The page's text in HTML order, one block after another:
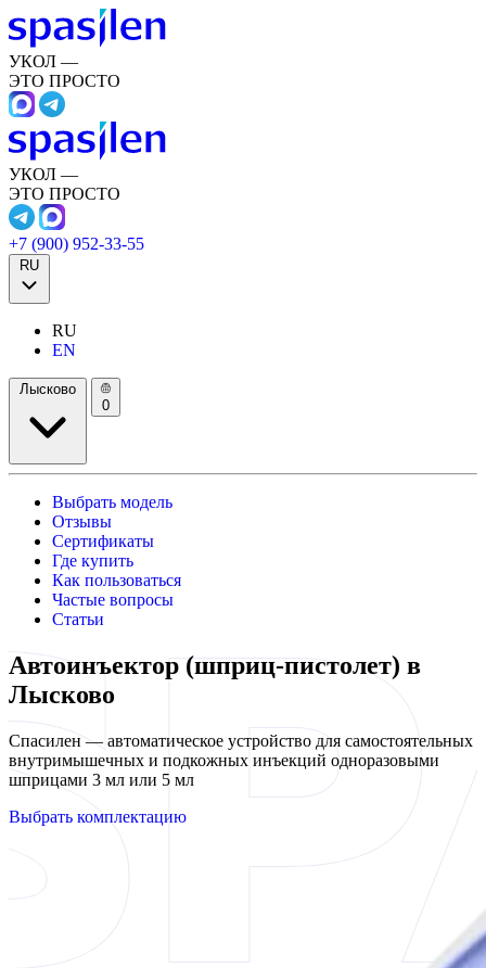
УКОЛ —
ЭТО ПРОСТО
УКОЛ —
ЭТО ПРОСТО
+7 (900) 952-33-55
RU
RU
EN
Лысково
0
Выбрать модель
Отзывы
Сертификаты
Где купить
Как пользоваться
Частые вопросы
Статьи
Автоинъектор (шприц-пистолет) в
Лысково
Спасилен — автоматическое устройство для самостоятельных
внутримышечных и подкожных инъекций одноразовыми
шприцами 3 мл или 5 мл
Выбрать комплектацию